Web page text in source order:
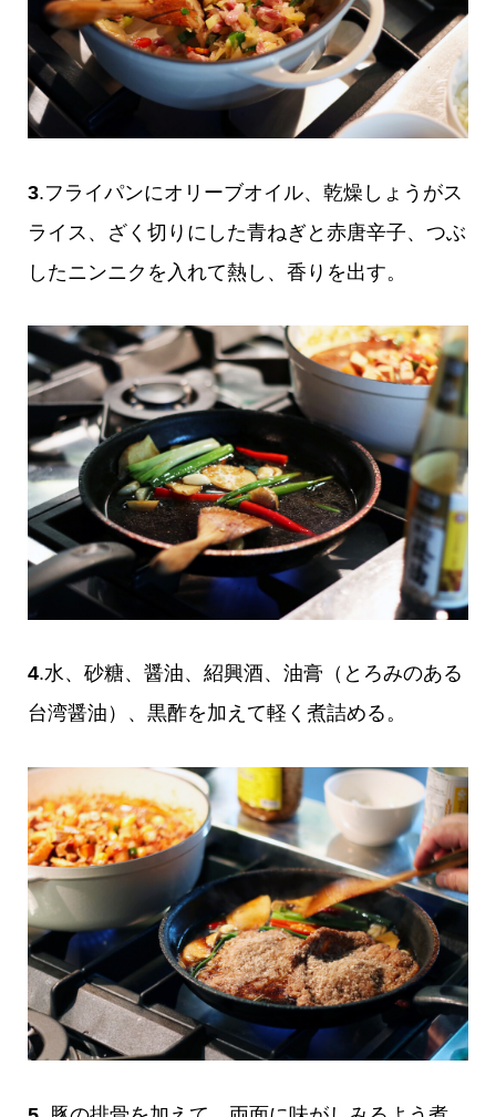
3.フライパンにオリーブオイル、乾燥しょうがス
ライス、ざく切りにした青ねぎと赤唐辛子、つぶ
したニンニクを入れて熱し、香りを出す。
4.水、砂糖、醤油、紹興酒、油膏（とろみのある
台湾醤油）、黒酢を加えて軽く煮詰める。